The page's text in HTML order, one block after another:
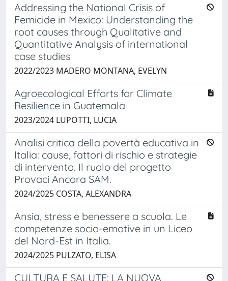
Addressing the National Crisis of
Femicide in Mexico: Understanding the
root causes through Qualitative and
Quantitative Analysis of international
case studies
2022/2023 MADERO MONTANA, EVELYN
Agroecological Efforts for Climate
Resilience in Guatemala
2023/2024 LUPOTTI, LUCIA
Analisi critica della povertà educativa in
Italia: cause, fattori di rischio e strategie
di intervento. Il ruolo del progetto
Provaci Ancora SAM.
2024/2025 COSTA, ALEXANDRA
Ansia, stress e benessere a scuola. Le
competenze socio-emotive in un Liceo
del Nord-Est in Italia.
2024/2025 PULZATO, ELISA
CULTURA E SALUTE: LA NUOVA